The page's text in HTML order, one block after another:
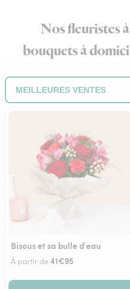
Nos fleuristes
bouquets à
Bisous et sa bulle d'eau
À partir de41€95